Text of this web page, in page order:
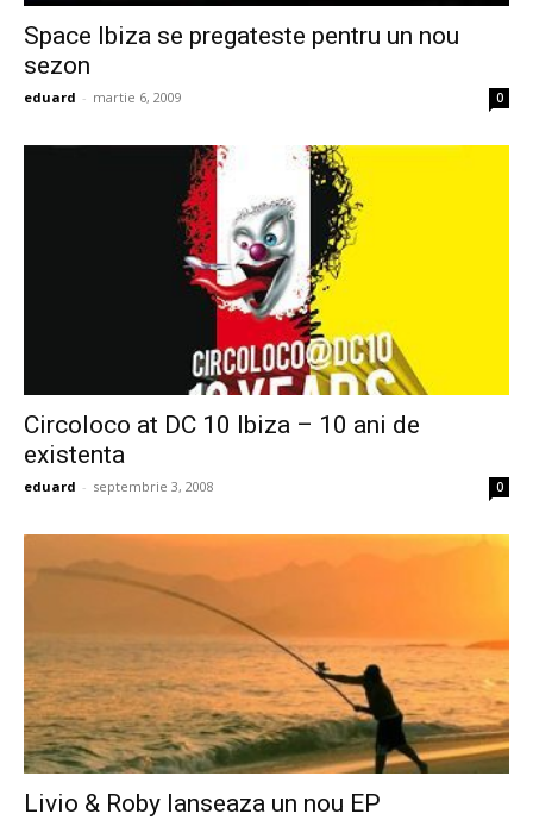
Space Ibiza se pregateste pentru un nou
sezon
eduard - martie 6, 2009 0
Circoloco at DC 10 Ibiza – 10 ani de
existenta
eduard - septembrie 3, 2008 0
Livio & Roby lanseaza un nou EP